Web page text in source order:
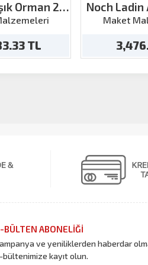
Orman 25
14cm
TL
Noch Ladin
Parça
Maket
BÜLTEN ABONELİĞİ
ve yeniliklerden haberdar
bültenimize kayıt olun.